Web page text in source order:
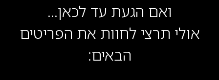
ואם הגעת עד לכאן...
אולי תרצי לחוות את הפריטים
הבאים: